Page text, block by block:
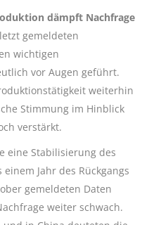
dämpft Nachfrage
gemeldeten
wichtigen
vor Augen geführt.
weiterhin
Stimmung im Hinblick
verstärkt.
eine Stabilisierung des
Jahr des Rückgangs
gemeldeten Daten
weiter schwach.